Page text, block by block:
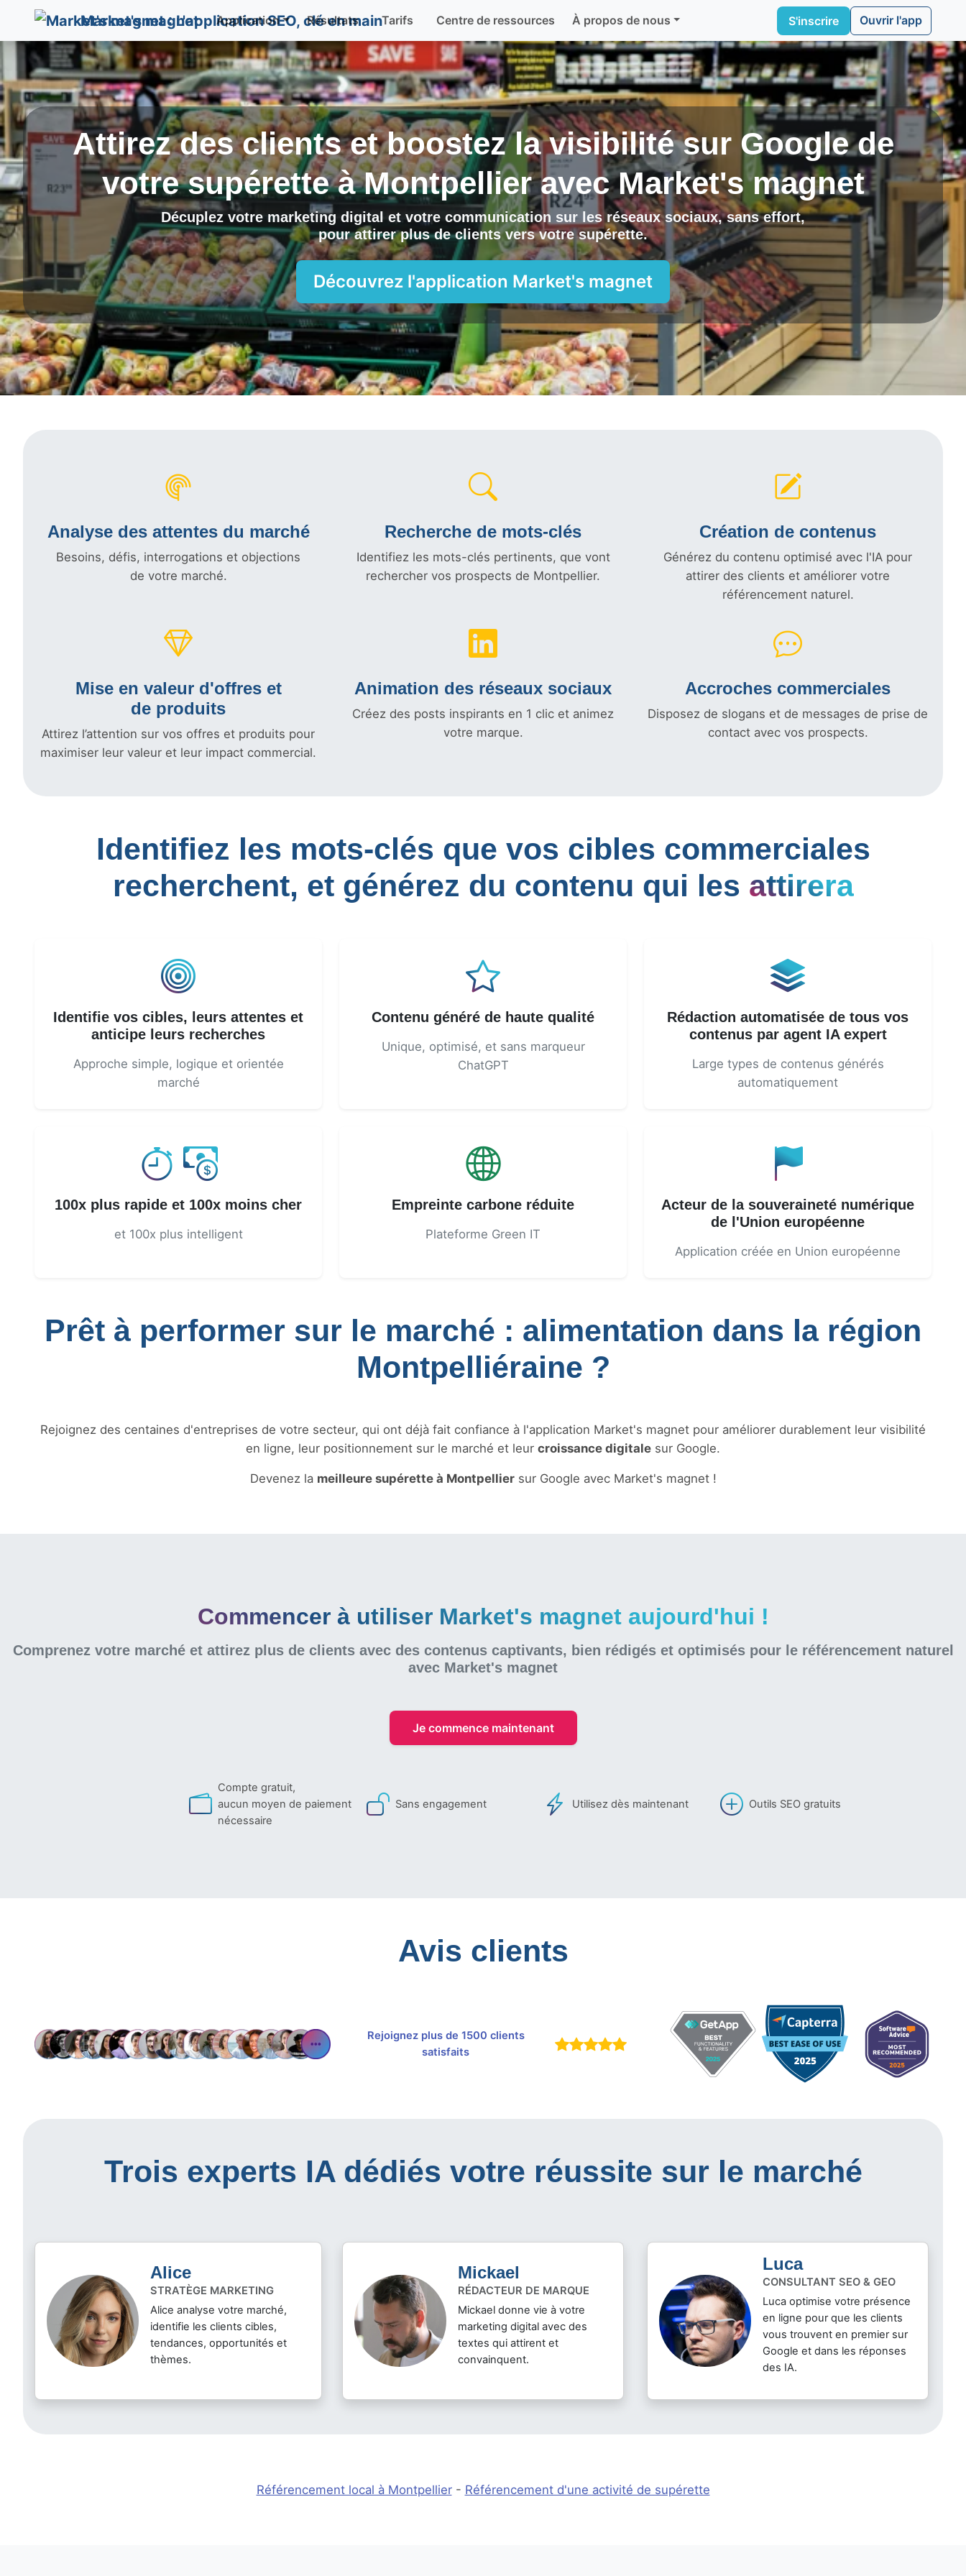
Market's magnet Application Résultats Tarifs Centre de ressources À propos de nous S'inscrire Ouvrir l'app
Attirez des clients et boostez la visibilité sur Google de
votre supérette àMontpellieravecMarket's magnet
Décuplez votre marketing digital et votre communication sur les réseaux sociaux, sans effort,
pour attirer plus de clients versvotre supérette.
Découvrez l'application Market's magnet
Analyse des attentes du marché
Besoins, défis, interrogations et objections
de votre marché.
Recherche de mots-clés
Identifiez les mots-clés pertinents, que vont
rechercher vos prospects de Montpellier.
Création de contenus
Générez du contenu optimisé avec l'IA pour
attirer des clients et améliorer votre
référencement naturel.
Mise en valeur d'offres et
de produits
Attirez l’attention sur vos offres et produits pour
maximiser leur valeur et leur impact commercial.
Animation des réseaux sociaux
Créez des posts inspirants en 1 clic et animez
votre marque.
Accroches commerciales
Disposez de slogans et de messages de prise de
contact avec vos prospects.
Identifiez les mots-clés que vos cibles commerciales
recherchent, et générez du contenu qui les attirera
Identifie vos cibles, leurs attentes et
anticipe leurs recherches
Approche simple, logique et orientée
marché
Contenu généré de haute qualité
Unique, optimisé, et sans marqueur
ChatGPT
Rédaction automatisée de tous vos
contenus par agent IA expert
Large types de contenus générés
automatiquement
100x plus rapide et 100x moins cher
et 100x plus intelligent
Empreinte carbone réduite
Plateforme Green IT
Acteur de la souveraineté numérique
de l'Union européenne
Application créée en Union européenne
Prêt à performer sur le marché : alimentation dans la région
Montpelliéraine ?
Rejoignez des centaines d'entreprises de votre secteur, qui ont déjà fait confiance à l'application Market's magnet pour améliorer durablement leur visibilité
en ligne, leur positionnement sur le marché et leur croissance digitale sur Google.
Devenez la meilleure supérette à Montpelliersur Google avec Market's magnet !
Commencer à utiliser Market's magnet aujourd'hui !
Comprenez votre marché et attirez plus de clients avec des contenus captivants, bien rédigés et optimisés pour le référencement naturel
avec Market's magnet
Je commence maintenant
Compte gratuit,
aucun moyen de paiement
nécessaire
Sans engagement Utilisez dès maintenant Outils SEO gratuits
Avis clients
Rejoignez plus de 1500 clients
satisfaits
Trois experts IA dédiés votre réussite sur le marché
Alice
STRATÈGE MARKETING
Alice analyse votre marché,
identifie les clients cibles,
tendances, opportunités et
thèmes.
Mickael
RÉDACTEUR DE MARQUE
Mickael donne vie à votre
marketing digital avec des
textes qui attirent et
convainquent.
Luca
CONSULTANT SEO & GEO
Luca optimise votre présence
en ligne pour que les clients
vous trouvent en premier sur
Google et dans les réponses
des IA.
Référencement local à Montpellier- Référencement d'une activité de supérette